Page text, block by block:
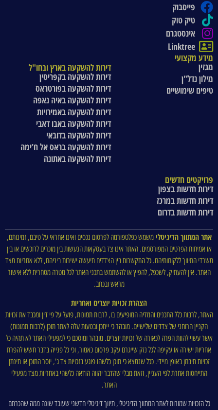
פייסבוק
טיק טוק
אינסטגרם
Linktree
מידע מקצועי
מגזין
מילון נדל"ן
טיפים שימושיים
דירות להשקעה בארץ ובחו"ל
דירות להשקעה בקפריסין
דירות להשקעה בפורטראס
דירות להשקעה באיה נאפה
דירות להשקעה באמירויות
דירות להשקעה באבו דאבי
דירות להשקעה בדובאי
דירות להשקעה בראס אל ח'ימה
דירות להשקעה באתונה
פרויקטים חדשים
דירות חדשות בצפון
דירות חדשות במרכז
דירות חדשות בדרום
אתר המתווך הדיגיטלימשמש כפלטפורמה לפרסום נכסים ואינו אחראי על טיבם, זמינותם,
או אמיתות הפרטים המפורסמים. האתר אינו צד בעסקאות הנעשות בין מוכרים לרוכשים או בין
משרדי התיווך ללקוחותיהם. כל התקשרות בין הצדדים תיעשה ישירות ביניהם, ללא אחריות מצד
האתר. אין להעתיק, לשכפל, להפיץ או להשתמש בתכני האתר לכל מטרה מסחרית ללא אישור
מראש ובכתב.
הצהרת זכויות יוצרים ואחריות
האתר, לרבות כלל התכנים והמדיה המופיעים בו, לרבות תמונות, פועל על פי דין ומכבד את זכויות
הקניין הרוחני של צדדים שלישיים. מובהר כי ייתכן ובטעות עלה לאתר תוכן (לרבות תמונות)
אשר עשוי להוות הפרה לכאורה של זכויות יוצרים. מובהר ומוסכם כי למפעילי האתר לא תהיה כל
אחריות ישירה או עקיפה לכל נזק שייגרם עקב פרסום כאמור, וכי כל פנייה בדבר חשש להפרת
זכויות תיבחן באופן מיידי. ככל שנמצא כי תוכן כלשהו פוגע בזכויות צד ג', יוסר התוכן או תינתן
התייחסות אחרת לפי העניין, וזאת מבלי שהדבר יהווה הודאה כלשהי באחריות מצד מפעילי
האתר.
כל הזכויות שמורות לאתר המתווך הדיגיטלי, תיווך דיגיטלי חדשני שעובד שונה ממה שהכרתם